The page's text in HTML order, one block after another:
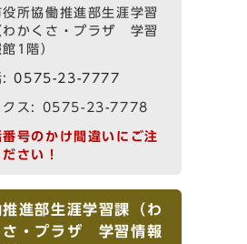
役所協働推進部生涯学習
わかくさ・プラザ 学習
1階）
:0575-23-7777
クス: 0575-23-7778
番号のかけ間違いにご注
さい！
進部生涯学習課（わ
さ・プラザ 学習情報